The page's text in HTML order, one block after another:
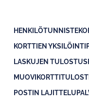
KORTTIEN
LASKUJEN
POSTIN